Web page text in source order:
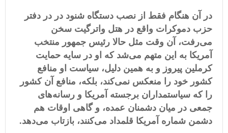
در آن هنگام فقط از نصب دستگاه شنود در در دفتر
حزب دموکرات واقع در هتل واترگیت سخن
می‌رفت، آن وقت مثل حالا رئیس جمهور منتخب
آمریکا به این متهم می‌شد که او در سایه حمایت
کرملین پیروز و به همین دلیل، سیاست او منافع
کشور خود را منعکس نمی‌کند، بلکه، منافع آن کشور
را که سیاستمداران برجسته آمریکا و رسانه‌های
جمعی در میان دشمنان عمده، و گاهی اوقات هم
دشمن شماره آمریکا قلمداد می‌کنند، بازتاب می‌دهد.